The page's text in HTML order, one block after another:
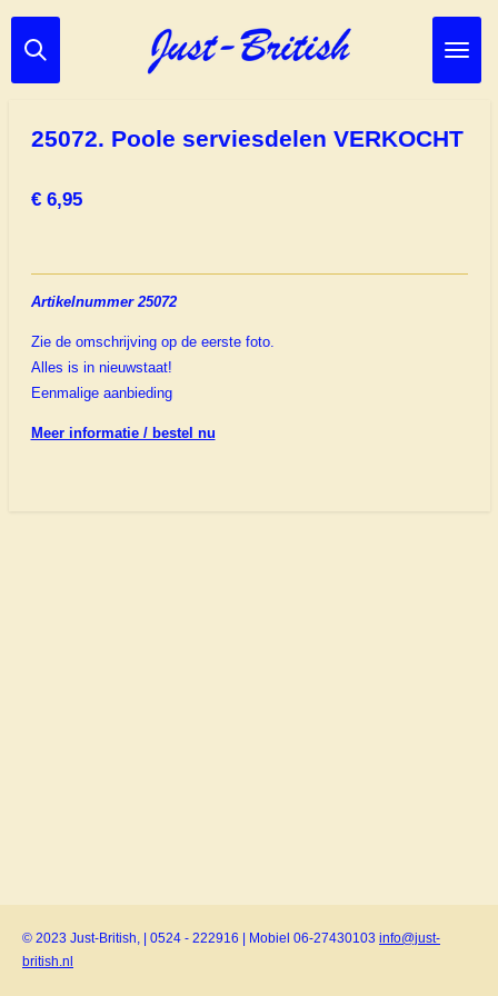
Ga
direct
25072. Poole serviesdelen VERKOCHT
€ 6,95
Artikelnummer 25072
Zie de omschrijving op de eerste foto.
Alles is in nieuwstaat!
Eenmalige aanbieding
Meer informatie / bestel nu
© 2023 Just-British, | 0524 - 222916 | Mobiel 06-27430103 info@just-
british.nl